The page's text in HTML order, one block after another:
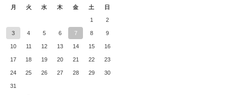
月 火 水 木 金 土 日
1 2
3 4 5 6 7 8 9
10 11 12 13 14 15 16
17 18 19 20 21 22 23
24 25 26 27 28 29 30
31